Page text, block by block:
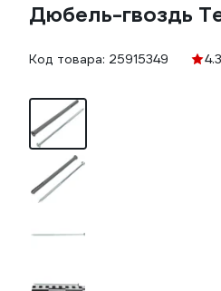
Дюбель-гвоздь
Код товара: 25915349 4.3